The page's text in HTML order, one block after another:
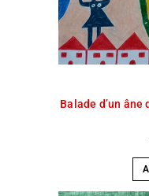
Balade d’un